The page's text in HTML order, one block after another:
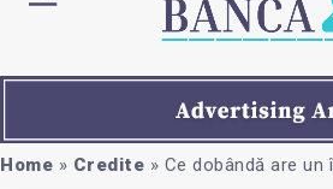
Home » Credite » Ce dobândă are un